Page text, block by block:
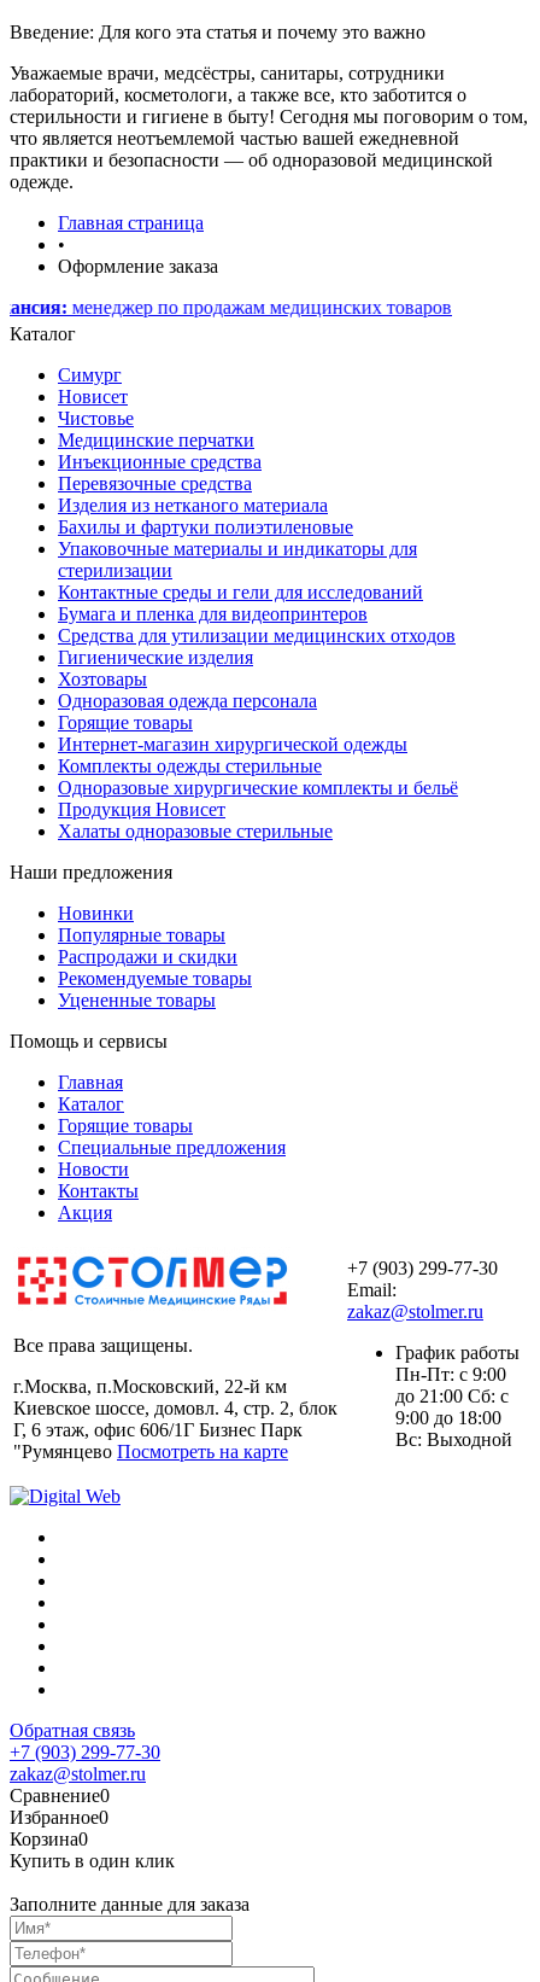
Введение: Для кого эта статья и почему это важно
Уважаемые врачи, медсёстры, санитары, сотрудники
лабораторий, косметологи, а также все, кто заботится о
стерильности и гигиене в быту! Сегодня мы поговорим о том,
что является неотъемлемой частью вашей ежедневной
практики и безопасности — об одноразовой медицинской
одежде.
Главная страница
•
Оформление заказа
менеджер по продажам медицинских товаров
Каталог
Симург
Новисет
Чистовье
Медицинские перчатки
Инъекционные средства
Перевязочные средства
Изделия из нетканого материала
Бахилы и фартуки полиэтиленовые
Упаковочные материалы и индикаторы для
стерилизации
Контактные среды и гели для исследований
Бумага и пленка для видеопринтеров
Средства для утилизации медицинских отходов
Гигиенические изделия
Хозтовары
Одноразовая одежда персонала
Горящие товары
Интернет-магазин хирургической одежды
Комплекты одежды стерильные
Одноразовые хирургические комплекты и бельё
Продукция Новисет
Халаты одноразовые стерильные
Наши предложения
Новинки
Популярные товары
Распродажи и скидки
Рекомендуемые товары
Уцененные товары
Помощь и сервисы
Главная
Каталог
Горящие товары
Специальные предложения
Новости
Контакты
Акция
Все права защищены.
г.Москва, п.Московский, 22-й км
Киевское шоссе, домовл. 4, стр. 2, блок
Г, 6 этаж, офис 606/1Г Бизнес Парк
"Румянцево Посмотреть на карте
+7 (903) 299-77-30
Email:
zakaz@stolmer.ru
График работы
Пн-Пт: с 9:00
до 21:00 Сб: с
9:00 до 18:00
Вс: Выходной
Обратная связь
+7 (903) 299-77-30
zakaz@stolmer.ru
Сравнение0
Избранное0
Корзина0
Купить в один клик
Заполните данные для заказа